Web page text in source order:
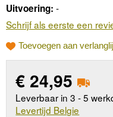
Uitvoering: -
Schrijf als eerste een
Toevoegen aan
€ 24,95
Leverbaar in 3 - 5
Levertijd Belgie